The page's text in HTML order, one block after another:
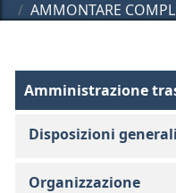
AMMONTARE
Amministrazione
Disposizioni generali
Organizzazione